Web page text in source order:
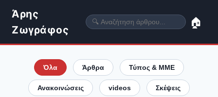
Άρης
Ζωγράφος
🏠
Όλα Άρθρα Τύπος & ΜΜΕ
Ανακοινώσεις videos Σκέψεις